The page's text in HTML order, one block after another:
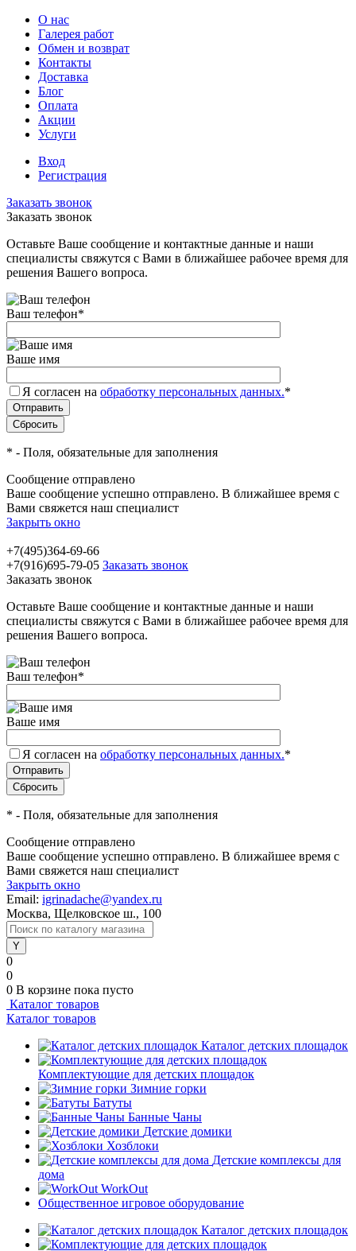
О нас
Галерея работ
Обмен и возврат
Контакты
Доставка
Блог
Оплата
Акции
Услуги
Вход
Регистрация
Заказать звонок
Заказать звонок
Оставьте Ваше сообщение и контактные данные и наши
специалисты свяжутся с Вами в ближайшее рабочее время для
решения Вашего вопроса.
Ваш телефон*
Ваше имя
Я согласен на обработку персональных данных.*
* - Поля, обязательные для заполнения
Сообщение отправлено
Ваше сообщение успешно отправлено. В ближайшее время с
Вами свяжется наш специалист
Закрыть окно
+7(495)364-69-66
+7(916)695-79-05 Заказать звонок
Заказать звонок
Оставьте Ваше сообщение и контактные данные и наши
специалисты свяжутся с Вами в ближайшее рабочее время для
решения Вашего вопроса.
Ваш телефон*
Ваше имя
Я согласен на обработку персональных данных.*
* - Поля, обязательные для заполнения
Сообщение отправлено
Ваше сообщение успешно отправлено. В ближайшее время с
Вами свяжется наш специалист
Закрыть окно
Email: igrinadache@yandex.ru
Москва, Щелковское ш., 100
0
0
0 В корзине пока пусто
Каталог товаров
Каталог товаров
Каталог детских площадок
Комплектующие для детских площадок
Зимние горки
Батуты
Банные Чаны
Детские домики
Хозблоки
Детские комплексы для
дома
WorkOut
Общественное игровое оборудование
Каталог детских площадок